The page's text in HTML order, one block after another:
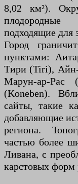
8,02 км²).
подходящие для
Город
пунктами:
Тири (Tiri),
Марун-ар-
(Koneben).
сайты, такие
добавляющие
региона.
частью более
Ливана, с
карстовых форм